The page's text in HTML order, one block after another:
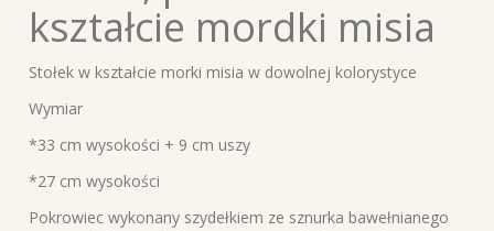
kształcie mordki misia
Stołek w kształcie morki misia w dowolnej kolorystyce
Wymiar
*33 cm wysokości + 9 cm uszy
*27 cm wysokości
Pokrowiec wykonany szydełkiem ze sznurka bawełnianego